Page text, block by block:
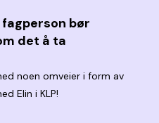
bør
det å ta
noen omveier i form av
Elin i KLP!